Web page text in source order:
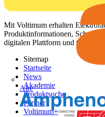
Alre
Mit Voltimum erhalten
Produktinformationen,
digitalen Plattform und
Sitemap
Startseite
News
Akademie
Produktsuche
Partner
Voltimum+